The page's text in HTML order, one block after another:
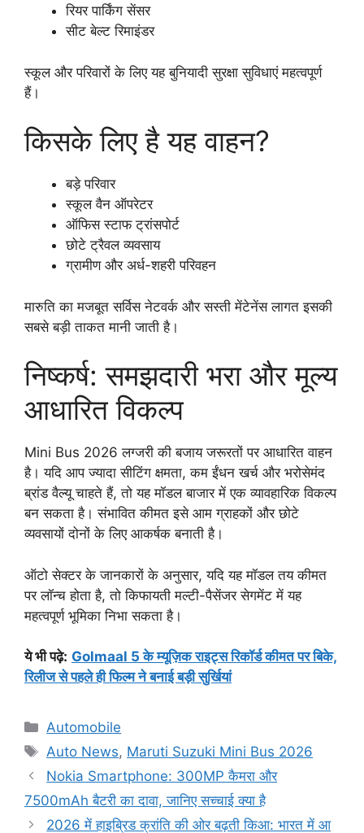
रियर पार्किंग सेंसर
सीट बेल्ट रिमाइंडर
स्कूल और परिवारों के लिए यह बुनियादी सुरक्षा सुविधाएं महत्वपूर्ण
हैं।
किसके लिए है यह वाहन?
बड़े परिवार
स्कूल वैन ऑपरेटर
ऑफिस स्टाफ ट्रांसपोर्ट
छोटे ट्रैवल व्यवसाय
ग्रामीण और अर्ध-शहरी परिवहन
मारुति का मजबूत सर्विस नेटवर्क और सस्ती मेंटेनेंस लागत इसकी
सबसे बड़ी ताकत मानी जाती है।
निष्कर्ष: समझदारी भरा और मूल्य
आधारित विकल्प
Mini Bus 2026 लग्जरी की बजाय जरूरतों पर आधारित वाहन
है। यदि आप ज्यादा सीटिंग क्षमता, कम ईंधन खर्च और भरोसेमंद
ब्रांड वैल्यू चाहते हैं, तो यह मॉडल बाजार में एक व्यावहारिक विकल्प
बन सकता है। संभावित कीमत इसे आम ग्राहकों और छोटे
व्यवसायों दोनों के लिए आकर्षक बनाती है।
ऑटो सेक्टर के जानकारों के अनुसार, यदि यह मॉडल तय कीमत
पर लॉन्च होता है, तो किफायती मल्टी-पैसेंजर सेगमेंट में यह
महत्वपूर्ण भूमिका निभा सकता है।
ये भी पढ़े: Golmaal 5 के म्यूज़िक राइट्स रिकॉर्ड कीमत पर बिके,
रिलीज से पहले ही फिल्म ने बनाई बड़ी सुर्खियां
Categories
Automobile
Tags
Auto News, Maruti Suzuki Mini Bus 2026
Nokia Smartphone: 300MP कैमरा और
7500mAh बैटरी का दावा, जानिए सच्चाई क्या है
2026 में हाइब्रिड क्रांति की ओर बढ़ती किआ: भारत में आ